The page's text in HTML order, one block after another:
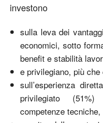
investono
sulla leva dei
economici, sotto
benefit e stabilità
e privilegiano, più
sull’esperienza
privilegiato
competenze tecniche,